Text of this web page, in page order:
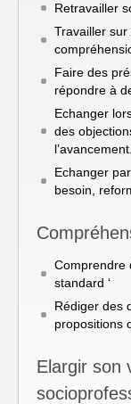
Retravailler
Travailler
Faire des
répondre à
Echanger
des
l’avancement.
Echanger
besoin,
Comprendre
standard ‘
Rédiger des
propositions
Elargir son